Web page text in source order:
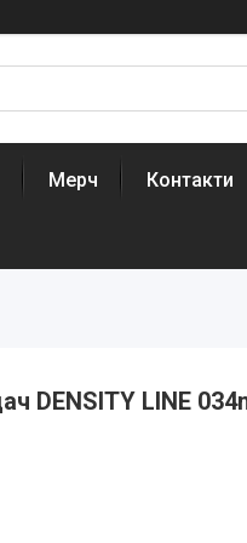
Мерч
Контакти
DENSITY LINE